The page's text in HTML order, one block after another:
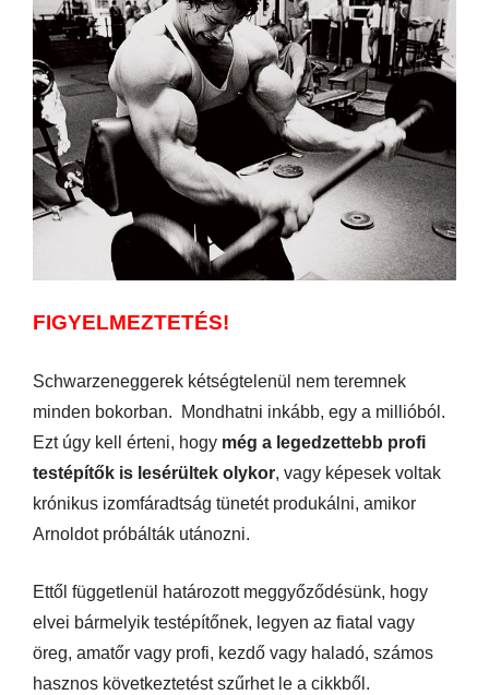
FIGYELMEZTETÉS!
Schwarzeneggerek kétségtelenül nem teremnek
minden bokorban. Mondhatni inkább, egy a millióból.
Ezt úgy kell érteni, hogy még a legedzettebb profi
testépítők is lesérültek olykor, vagy képesek voltak
krónikus izomfáradtság tünetét produkálni, amikor
Arnoldot próbálták utánozni.
Ettől függetlenül határozott meggyőződésünk, hogy
elvei bármelyik testépítőnek, legyen az fiatal vagy
öreg, amatőr vagy profi, kezdő vagy haladó, számos
hasznos következtetést szűrhet le a cikkből.